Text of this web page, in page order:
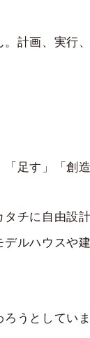
計画、実行
足す」「創
チに自由設
ルハウスや
うとしてい